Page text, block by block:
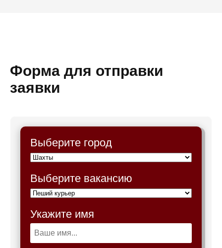
Форма для отправки
заявки
Выберите город
Выберите вакансию
Укажите имя